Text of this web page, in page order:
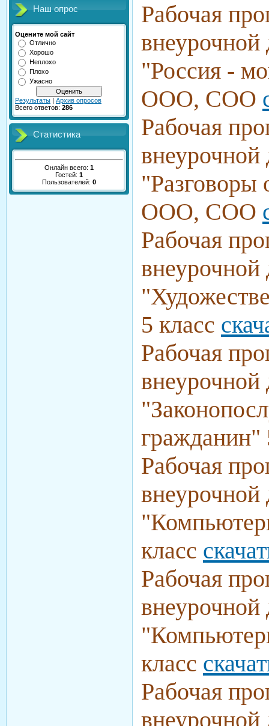
Наш опрос
Оцените мой сайт
Отлично
Хорошо
Неплохо
Плохо
Ужасно
Результаты | Архив опросов
Всего ответов: 286
Статистика
Онлайн всего: 1
Гостей: 1
Пользователей: 0
Рабочая
внеурочной
"Россия -
ООО, СОО
Рабочая
внеурочной
ООО, СОО
Рабочая
внеурочной
5 класс
Рабочая
внеурочной
гражданин"
Рабочая
внеурочной
класс
Рабочая
внеурочной
класс
Рабочая
внеурочной